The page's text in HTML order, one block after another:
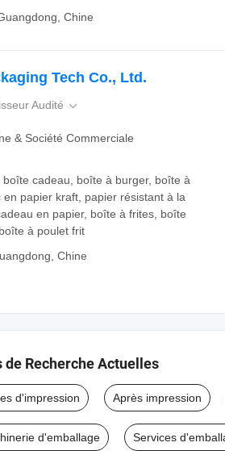
Chine
Tech Co., Ltd.
Audité 
& Société Commerciale
boîte cadeau, boîte à burger, boîte à
en papier kraft, papier résistant à la
en papier, boîte à frites, boîte
à poulet frit
Chine
de Recherche Actuelles
d'impression Après impression
d'emballage Services